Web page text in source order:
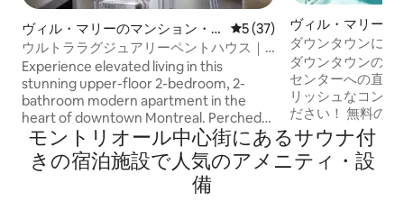
ヴィル・マリーのマンション・
アパート
レビュー37件、5つ星中5つ
5 (37)
ウルトララグジュアリーペントハウス｜2
ベッドルーム2バスルーム｜モントリオー
ル中心部
Experience elevated living in this
stunning upper-floor 2-bedroom, 2-
bathroom modern apartment in the
heart of downtown Montreal. Perched
high above the city, it offers sweeping
skyline views, sleek contemporary
design, and high-end finishes. This
sophisticated space perfectly balances
ヴィル・マリーの
ン・アパート
ダウンタウンにあ
ーム2バスルーム
駐車場付き）
ダウンタウンの中
センターへの直通
リッシュなコン
ださい！ 無料のコーヒー、トースター、
ケトル、すべて
た、家具付きのベ
ミニアムで、贅沢
モントリオール中心街にあるサウナ付
きの宿泊施設で人気のアメニティ・設
備